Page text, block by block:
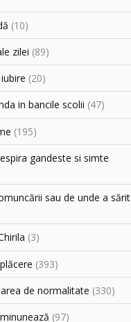
(10)
zilei (89)
(20)
in bancile scolii (47)
(195)
gandeste si simte
sau de unde a sărit
(3)
(393)
de normalitate (330)
(97)